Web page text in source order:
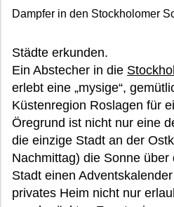
Dampfer in den Stockholomer
Städte erkunden.
Ein Abstecher in die
erlebt eine „mysige“,
Küstenregion Roslagen für
Öregrund ist nicht nur eine
die einzige Stadt an der
Nachmittag) die Sonne
Stadt einen
privates Heim nicht nur